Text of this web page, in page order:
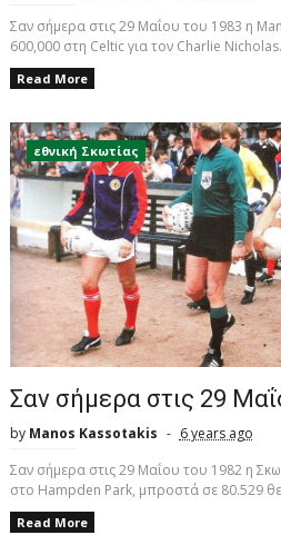
Σαν σήμερα στις 29 Μαΐου του 1983 η
600,000 στη Celtic για τον Charlie
Read More
εθνική Σκωτίας
Σαν σήμερα στις 29
by Manos Kassotakis
6 years ago
Σαν σήμερα στις 29 Μαΐου του 1982 η
στο Hampden Park, μπροστά σε 80.529
Read More